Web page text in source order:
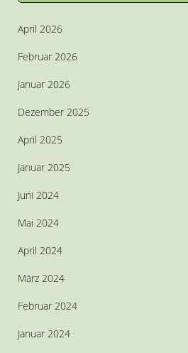
April 2026
Februar 2026
Januar 2026
Dezember 2025
April 2025
Januar 2025
Juni 2024
Mai 2024
April 2024
März 2024
Februar 2024
Januar 2024